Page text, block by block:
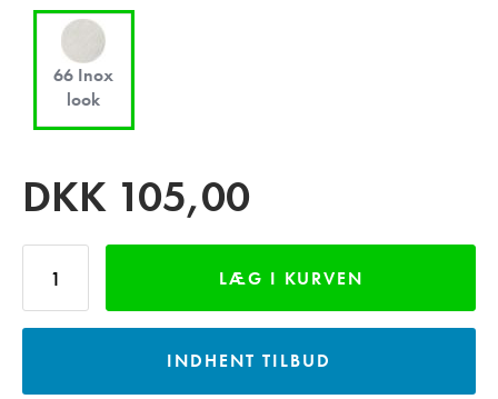
66 Inox
look
DKK 105,00
LÆG I KURVEN
INDHENT TILBUD